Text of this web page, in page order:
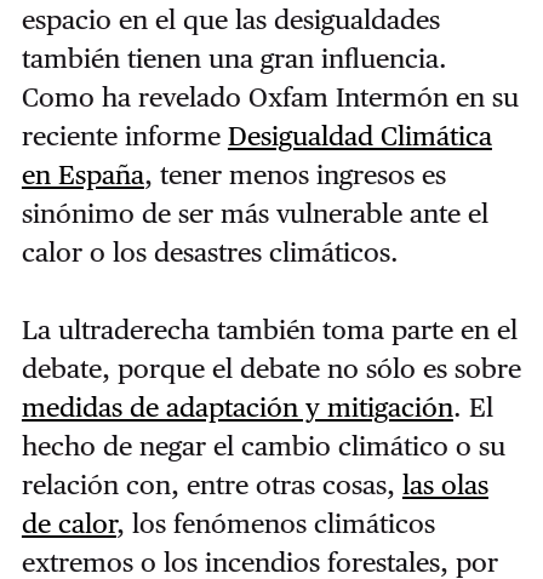
espacio en el que las desigualdades
también tienen una gran influencia.
Como ha revelado Oxfam Intermón en su
reciente informe Desigualdad Climática
en España, tener menos ingresos es
sinónimo de ser más vulnerable ante el
calor o los desastres climáticos.
La ultraderecha también toma parte en el
debate, porque el debate no sólo es sobre
medidas de adaptación y mitigación. El
hecho de negar el cambio climático o su
relación con, entre otras cosas, las olas
de calor, los fenómenos climáticos
extremos o los incendios forestales, por